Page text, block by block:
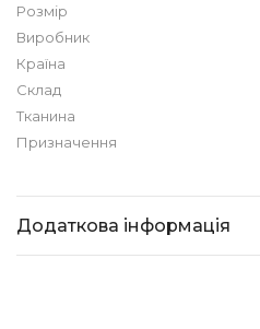
Розмір
Виробник
Країна
Склад
Тканина
Призначення
Додаткова інформація